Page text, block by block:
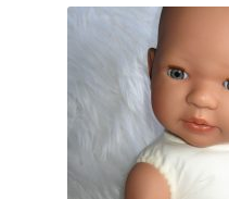
Poppen met haar
Poppen met slaapogen
Babypoppen grote
babypoppen geschikt